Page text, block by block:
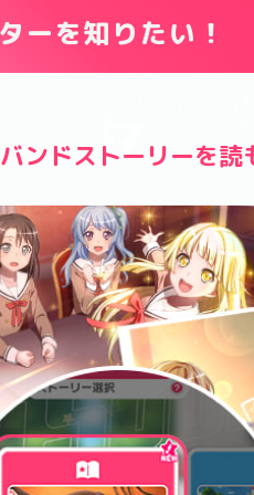
ーを知りたい！
バンドストーリーを読